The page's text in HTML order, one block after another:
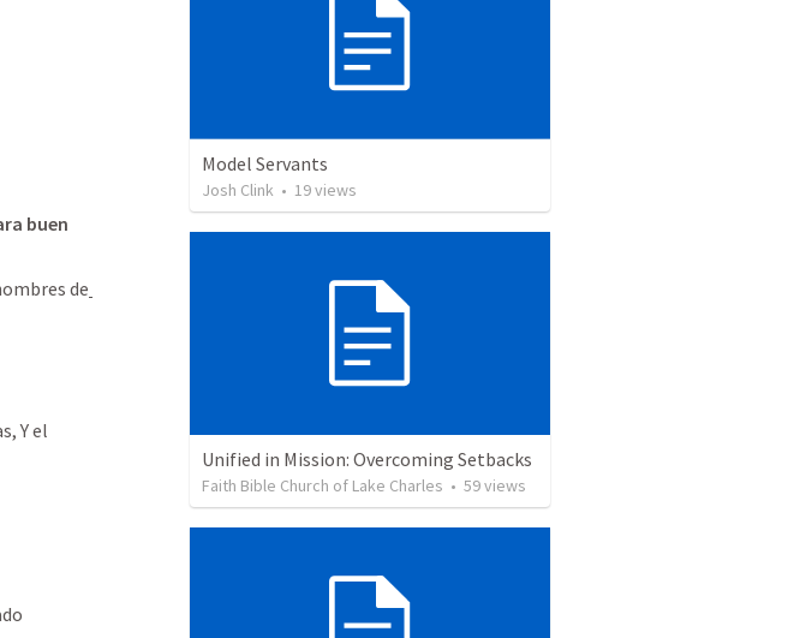
buen
de
Y el
Model Servants
Josh Clink • 19views
Unified in Mission: Overcoming Setbacks
Faith Bible Church of Lake Charles • 59views